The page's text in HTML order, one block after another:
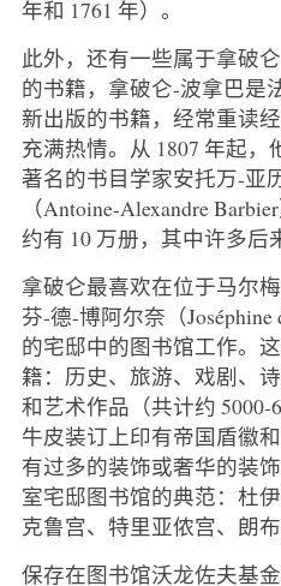
年和 1761 年）。
此外，还有一些属于拿破仑
的书籍，拿破仑-波拿巴是
新出版的书籍，经常重读
充满热情。从 1807 年起
著名的书目学家安托万-亚
（Antoine-Alexandre
约有 10 万册，其中许多后
拿破仑最喜欢在位于马尔
芬-德-博阿尔奈（Joséphine
的宅邸中的图书馆工作。
籍：历史、旅游、戏剧、
和艺术作品（共计约
牛皮装订上印有帝国盾徽
有过多的装饰或奢华的装
室宅邸图书馆的典范：杜
克鲁宫、特里亚侬宫、朗
保存在图书馆沃龙佐夫基